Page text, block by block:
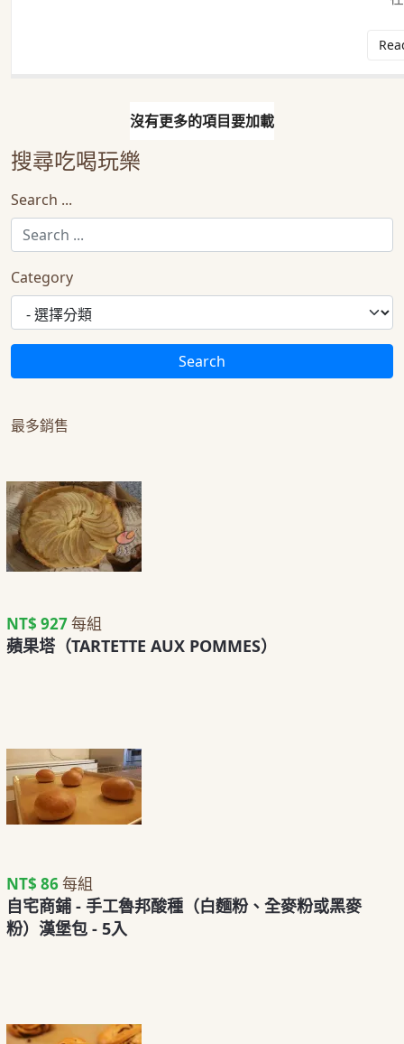
沒有更多的項目要加載
搜尋吃喝玩樂
Search ...
Category
Search
最多銷售
NT$ 927每組
蘋果塔（TARTETTE AUX POMMES）
NT$ 86每組
自宅商鋪 - 手工魯邦酸種（白麵粉、全麥粉或黑麥
粉）漢堡包 - 5入